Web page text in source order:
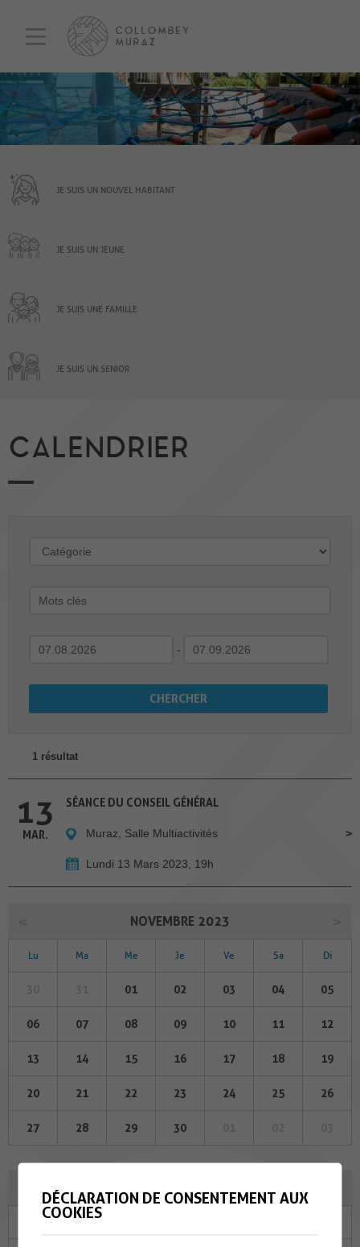
JE SUIS UN NOUVEL HABITANT
JE SUIS UN JEUNE
JE SUIS UNE FAMILLE
JE SUIS UN SENIOR
CALENDRIER
-
1 résultat
13
MAR.
SÉANCE DU CONSEIL GÉNÉRAL
Muraz, Salle Multiactivités
Lundi 13 Mars 2023, 19h
NOVEMBRE 2023
Lu Ma Me Je Ve Sa Di
01 02 03 04 05
06 07 08 09 10 11 12
13 14 15 16 17 18 19
20 21 22 23 24 25 26
27 28 29 30
Ma
DÉCLARATION DE CONSENTEMENT AUX
COOKIES